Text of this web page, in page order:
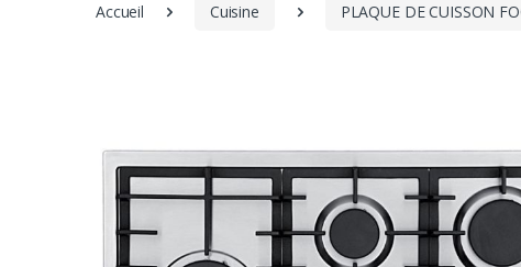
Accueil Cuisine PLAQUE DE CUISSON